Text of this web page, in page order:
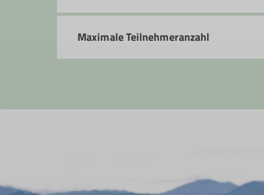
Maximale Teilnehmeranzahl